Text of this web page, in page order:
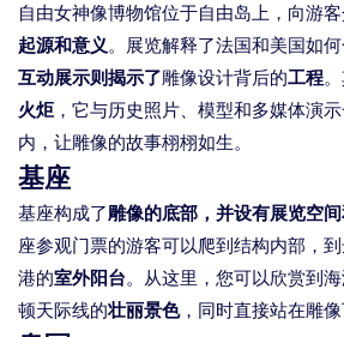
自由女神像博物馆位于自由岛上，向游
起源和意义。展览解释了法国和美国如
互动展示则揭示了雕像设计背后的工程
火炬 ，它与历史照片、模型和多媒体演
内，让雕像的故事栩栩如生。
基座
基座构成了雕像的底部，并设有展览空
座参观门票的游客可以爬到结构内部，
港的室外阳台。从这里，您可以欣赏到
顿天际线的壮丽景色，同时直接站在雕像